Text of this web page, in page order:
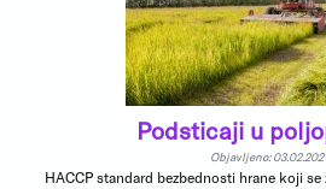
Podsticaji u
Objavljeno:
HACCP standard bezbednosti hrane koji